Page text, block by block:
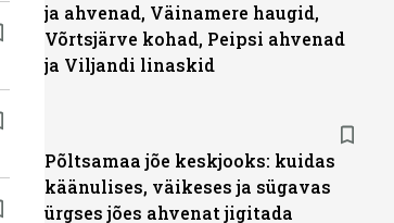
ja ahvenad, Väinamere haugid,
Võrtsjärve kohad, Peipsi ahvenad
ja Viljandi linaskid
Põltsamaa jõe keskjooks: kuidas
käänulises, väikeses ja sügavas
ürgses jões ahvenat jigitada